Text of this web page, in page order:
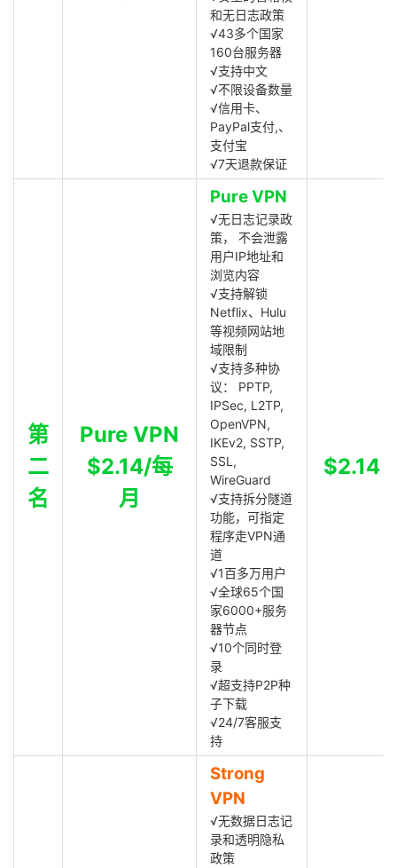
和无日志政策
√43多个国家
160台服务器
√支持中文
√不限设备数量
√信用卡、
PayPal支付,、
支付宝
√7天退款保证
第
二
名
Pure VPN
$2.14/每
月
Pure VPN
√无日志记录政
策， 不会泄露
用户IP地址和
浏览内容
√支持解锁
Netflix、Hulu
等视频网站地
域限制
√支持多种协
议： PPTP,
IPSec, L2TP,
OpenVPN,
IKEv2, SSTP,
SSL,
WireGuard
√支持拆分隧道
功能，可指定
程序走VPN通
道
√1百多万用户
√全球65个国
家6000+服务
器节点
√10个同时登
录
√超支持P2P种
子下载
√24/7客服支
持
$2.14
Strong
VPN
√无数据日志记
录和透明隐私
政策